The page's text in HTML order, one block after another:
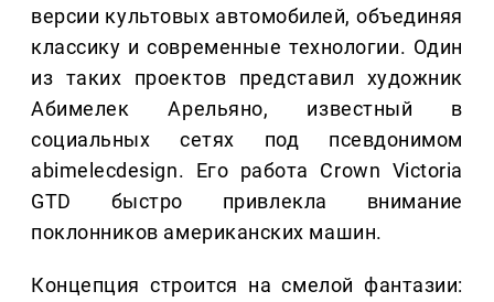
версии культовых автомобилей, объединяя
классику и современные технологии. Один
из таких проектов представил художник
Абимелек Арельяно, известный в
социальных сетях под псевдонимом
abimelecdesign. Его работа Crown Victoria
GTD быстро привлекла внимание
поклонников американских машин.
Концепция строится на смелой фантазии: